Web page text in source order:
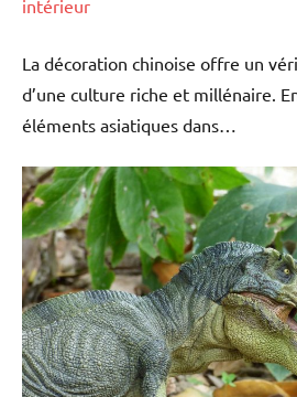
intérieur
La décoration chinoise offre un
d’une culture riche et millénaire.
éléments asiatiques dans…